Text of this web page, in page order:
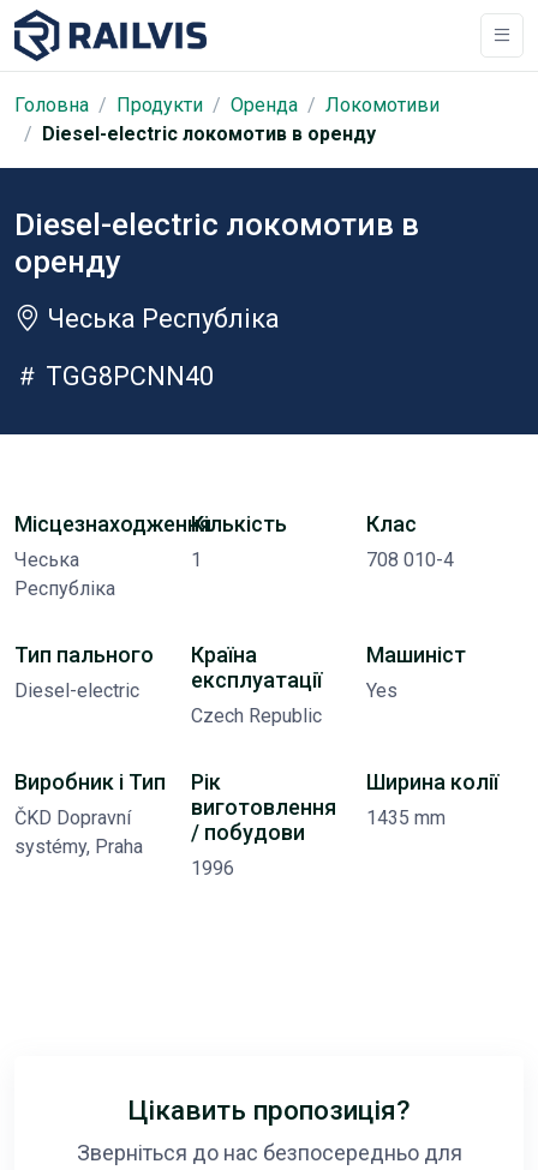
Головна Продукти Оренда
Локомотиви
Diesel-electric локомотив в оренду
Diesel-electric локомотив в
оренду
Чеська Республіка
TGG8PCNN40
Місцезнаходження
Чеська
Республіка
Кількість
1
Клас
708 010-4
Тип пального
Diesel-electric
Країна
експлуатації
Czech Republic
Машиніст
Yes
Виробник і Тип
ČKD Dopravní
systémy, Praha
Рік
виготовлення
/ побудови
1996
Ширина колії
1435 mm
Цікавить пропозиція?
Зверніться до нас безпосередньо для